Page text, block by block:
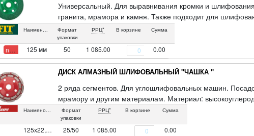
Универсальный. Для выравнивания кромки и
гранита, мрамора и камня. Также подходит для
Сделан по технологии вакуумного спекания, что
Концентрация алмазов на рабочей поверхности 100%.
содержит порошок из технических алмазов. Упаковка:
Наименование
Формат
упаковки
РРЦ* В корзине Сумма
new 125 мм 50 1 085.00 0.00
ДИСК АЛМАЗНЫЙ ШЛИФОВАЛЬНЫЙ "ЧАШКА "
2 ряда сегментов. Для углошлифовальных машин.
мрамору и другим материалам. Материал:
Наименование
Формат
упаковки
РРЦ* В корзине Сумма
125х22,2мм 25/50 1 085.00 0.00